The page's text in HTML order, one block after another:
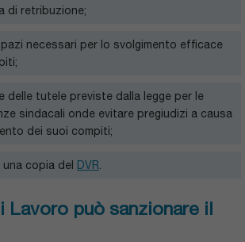
di retribuzione;
necessari per lo svolgimento efficace
delle tutele previste dalla legge per le
sindacali onde evitare pregiudizi a causa
dei suoi compiti;
copia del DVR
Lavoro può sanzionare il